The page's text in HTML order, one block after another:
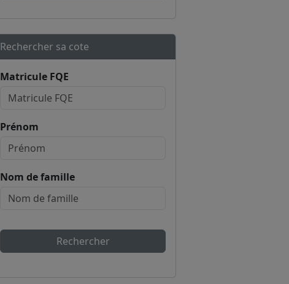
Rechercher sa cote
Matricule FQE
Prénom
Nom de famille
Rechercher